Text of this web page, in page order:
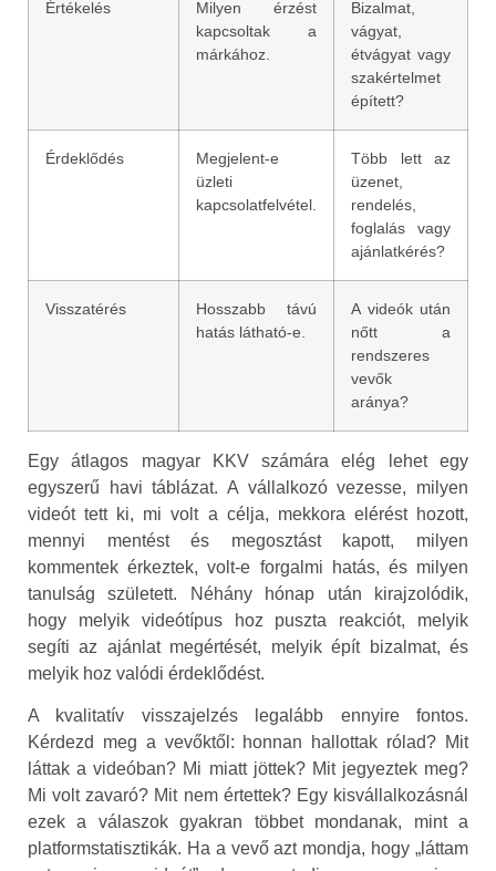
Értékelés
Milyen érzést
kapcsoltak a
márkához.
Bizalmat,
vágyat,
étvágyat vagy
szakértelmet
épített?
Érdeklődés
Megjelent-e
üzleti
kapcsolatfelvétel.
Több lett az
üzenet,
rendelés,
foglalás vagy
ajánlatkérés?
Visszatérés
Hosszabb távú
hatás látható-e.
A videók után
nőtt a
rendszeres
vevők
aránya?
Egy átlagos magyar KKV számára elég lehet egy
egyszerű havi táblázat. A vállalkozó vezesse, milyen
videót tett ki, mi volt a célja, mekkora elérést hozott,
mennyi mentést és megosztást kapott, milyen
kommentek érkeztek, volt-e forgalmi hatás, és milyen
tanulság született. Néhány hónap után kirajzolódik,
hogy melyik videótípus hoz puszta reakciót, melyik
segíti az ajánlat megértését, melyik épít bizalmat, és
melyik hoz valódi érdeklődést.
A kvalitatív visszajelzés legalább ennyire fontos.
Kérdezd meg a vevőktől: honnan hallottak rólad? Mit
láttak a videóban? Mi miatt jöttek? Mit jegyeztek meg?
Mi volt zavaró? Mit nem értettek? Egy kisvállalkozásnál
ezek a válaszok gyakran többet mondanak, mint a
platformstatisztikák. Ha a vevő azt mondja, hogy „láttam